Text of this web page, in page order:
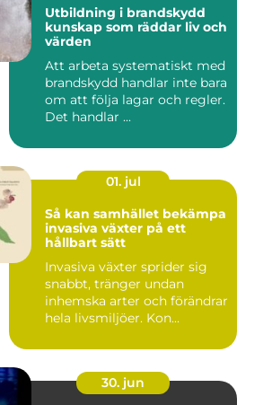
Utbildning i brandskydd
kunskap som räddar liv och
värden
Att arbeta systematiskt med
brandskydd handlar inte bara
om att följa lagar och regler.
Det handlar ...
01. jul
Så kan samhället bekämpa
invasiva växter på ett
hållbart sätt
Invasiva växter sprider sig
snabbt, tränger undan
inhemska arter och förändrar
hela livsmiljöer. Kon...
30. jun